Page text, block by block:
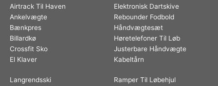
Airtrack Til Haven
Ankelvægte
Bænkpres
Billardkø
Crossfit Sko
El Klaver
Elektronisk Dartskive
Rebounder Fodbold
Håndvægtesæt
Høretelefoner Til Løb
Justerbare Håndvægte
Kabeltårn
Langrendsski
Ramper Til Løbehjul